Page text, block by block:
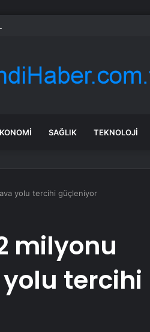
cenazesinde duygusal anlar:
SAĞLIK TEKNOLOJI
yolu tercihi güçleniyor
milyonu
tercihi